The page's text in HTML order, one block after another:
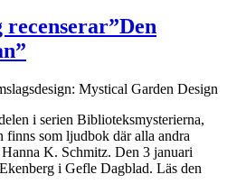
Mystical Garden Design
i serien Biblioteksmysterierna,
finns som ljudbok där alla andra
K. Schmitz. Den 3 januari
i Gefle Dagblad. Läs den